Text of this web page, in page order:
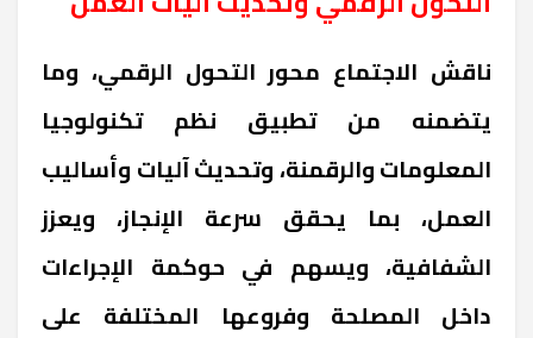
ناقش الاجتماع محور التحول الرقمي، وما
يتضمنه من تطبيق نظم تكنولوجيا
المعلومات والرقمنة، وتحديث آليات وأساليب
العمل، بما يحقق سرعة الإنجاز، ويعزز
الشفافية، ويسهم في حوكمة الإجراءات
داخل المصلحة وفروعها المختلفة على